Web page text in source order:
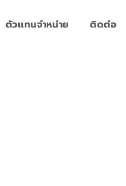
ตัวเเทนจำหน่าย ติดต่อ